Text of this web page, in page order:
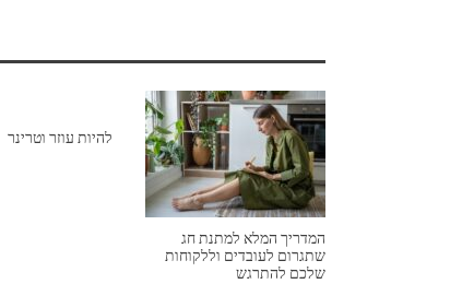
המדריך המלא למתנת חג
שתגרום לעובדים וללקוחות
שלכם להתרגש
להיות עוזר וטרינר